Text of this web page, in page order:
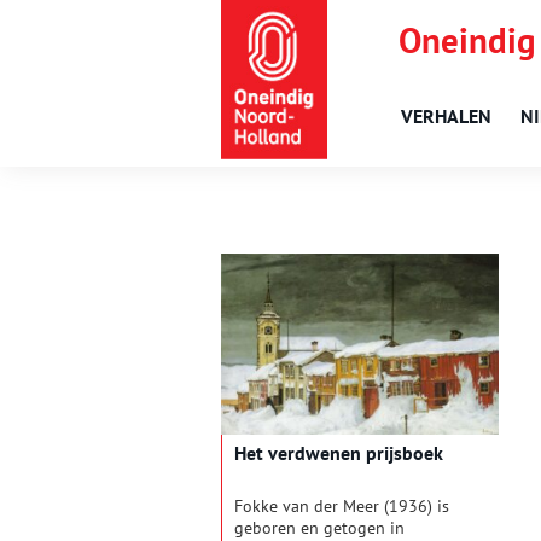
VERHALEN
Het verdwenen prijsboek
Fokke van der Meer (1936) is
geboren en getogen in